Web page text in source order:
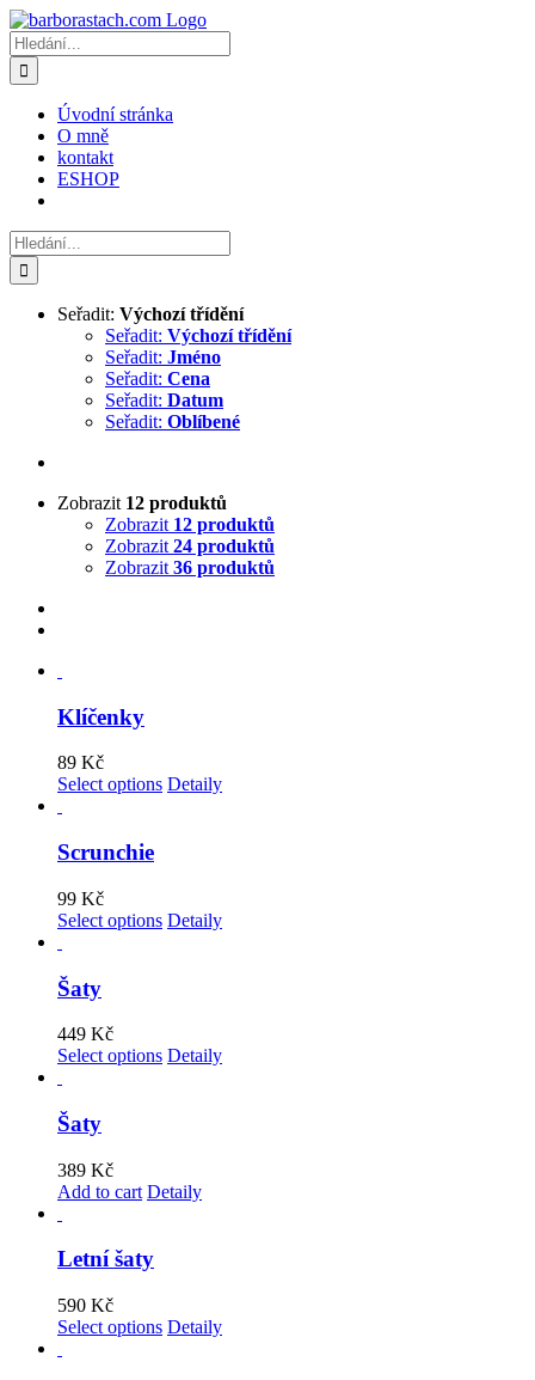
Přeskočit
na
obsah
Hledat:
Úvodní stránka
O mně
kontakt
ESHOP
Hledat:
Seřadit: Výchozí třídění
Seřadit: Výchozí třídění
Seřadit: Jméno
Seřadit: Cena
Seřadit: Datum
Seřadit: Oblíbené
Zobrazit 12 produktů
Zobrazit 12 produktů
Zobrazit 24 produktů
Zobrazit 36 produktů
Klíčenky
89 Kč
Select options Detaily
Scrunchie
99 Kč
Select options Detaily
Šaty
449 Kč
Select options Detaily
Šaty
389 Kč
Add to cart Detaily
Letní šaty
590 Kč
Select options Detaily